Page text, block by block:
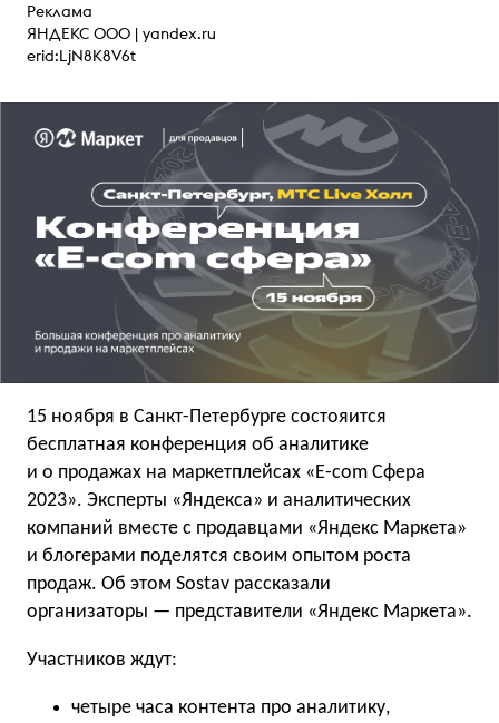
Реклама
ЯНДЕКС ООО | yandex.ru
erid:LjN8K8V6t
15 ноября в Санкт-Петербурге состояится
бесплатная конференция об аналитике
и о продажах на маркетплейсах «E-com Сфера
2023». Эксперты «Яндекса» и аналитических
компаний вместе с продавцами «Яндекс Маркета»
и блогерами поделятся своим опытом роста
продаж. Об этом Sostav рассказали
организаторы — представители «Яндекс Маркета».
Участников ждут:
четыре часа контента про аналитику,